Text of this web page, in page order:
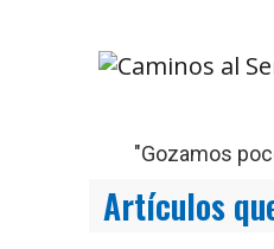
"Gozamos
Artículos